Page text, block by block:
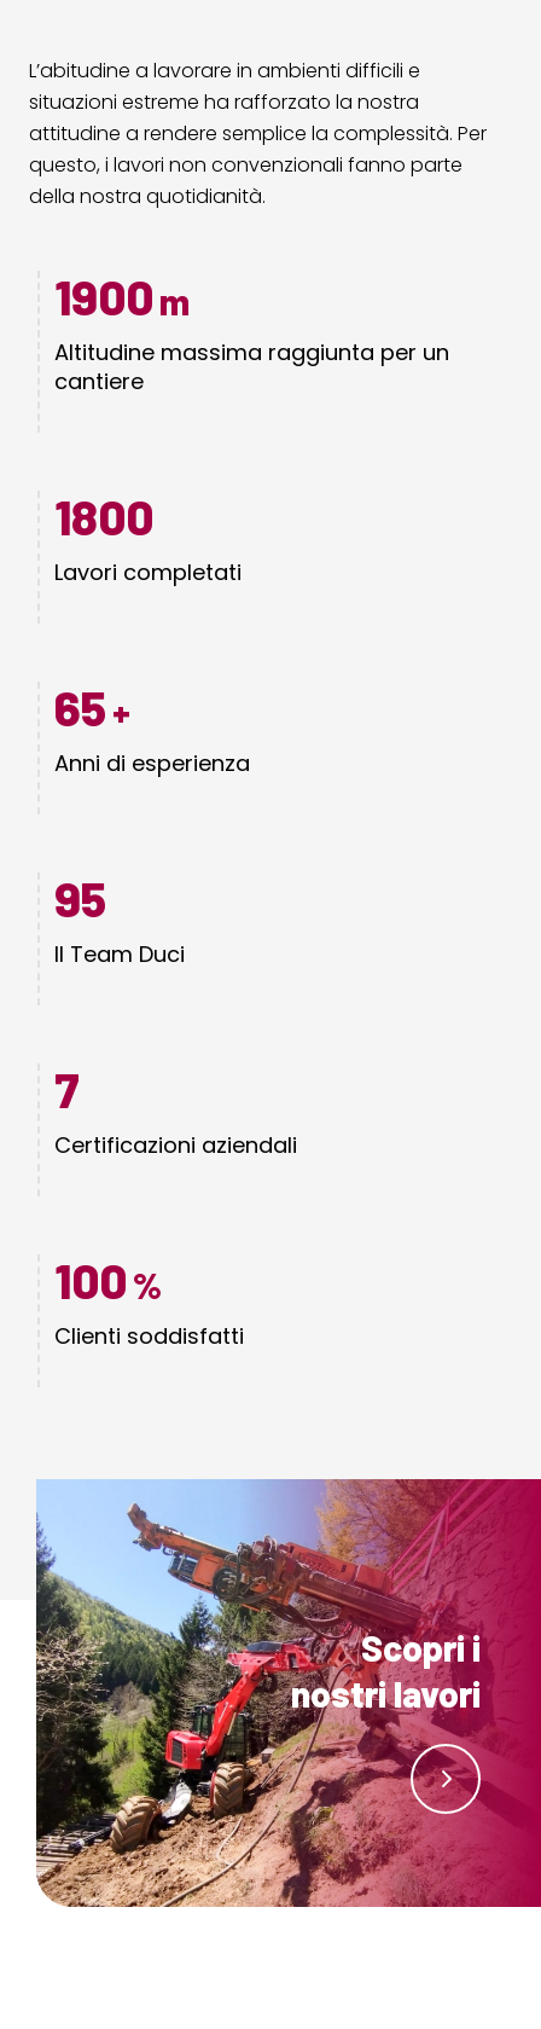
L’abitudine a lavorare in ambienti difficili e
situazioni estreme ha rafforzato la nostra
attitudine a rendere semplice la complessità. Per
questo, i lavori non convenzionali fanno parte
della nostra quotidianità.
1900m
Altitudine massima raggiunta per un
cantiere
1800
Lavori completati
65+
Anni di esperienza
95
Il Team Duci
7
Certificazioni aziendali
100%
Clienti soddisfatti
Scopri i
nostri lavori